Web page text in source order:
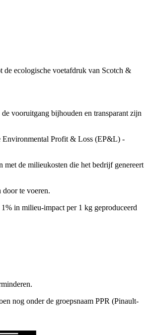
de ecologische voetafdruk van Scotch &
vooruitgang bijhouden en transparant zijn
Environmental Profit & Loss (EP&L) -
met de milieukosten die het bedrijf genereert
te voeren.
in milieu-impact per 1 kg geproduceerd
nog onder de groepsnaam PPR (Pinault-